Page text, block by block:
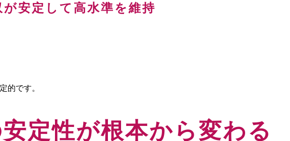
安定して高水準を維持
的です。
定性が根本から変わる